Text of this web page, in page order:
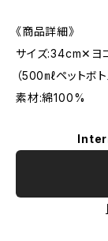
《商品詳細》
サイズ:34cm✕ヨ
（500㎖ペットボト
素材:綿100%